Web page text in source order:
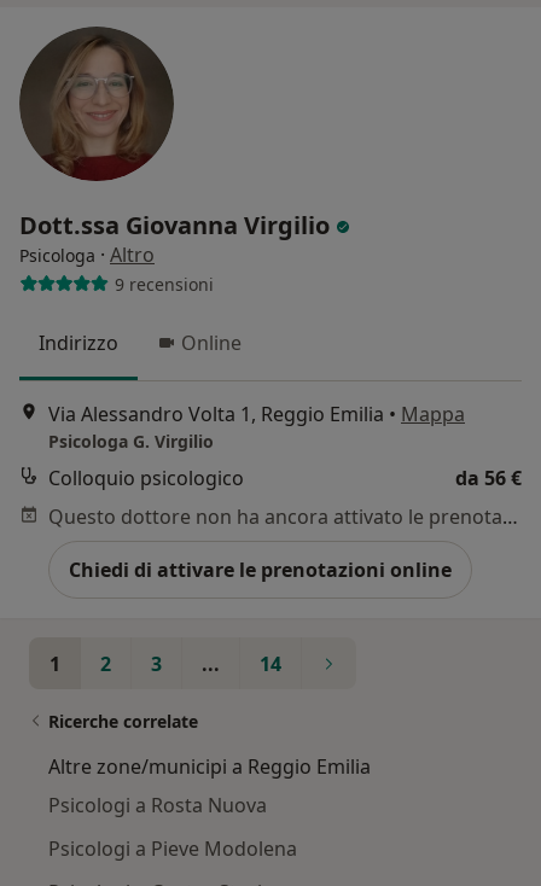
Dott.ssa Giovanna Virgilio
Psicologa · Altro
9 recensioni
Indirizzo Online
Via Alessandro Volta 1, Reggio Emilia • Mappa
Psicologa G. Virgilio
Colloquio psicologico
da 56 €
Questo dottore non ha ancora attivato le prenotazioni online presso questo indirizzo.
Chiedi di attivare le prenotazioni online
1 2 3 ... 14
Ricerche correlate
Altre zone/municipi a Reggio Emilia
Psicologi a Rosta Nuova
Psicologi a Pieve Modolena